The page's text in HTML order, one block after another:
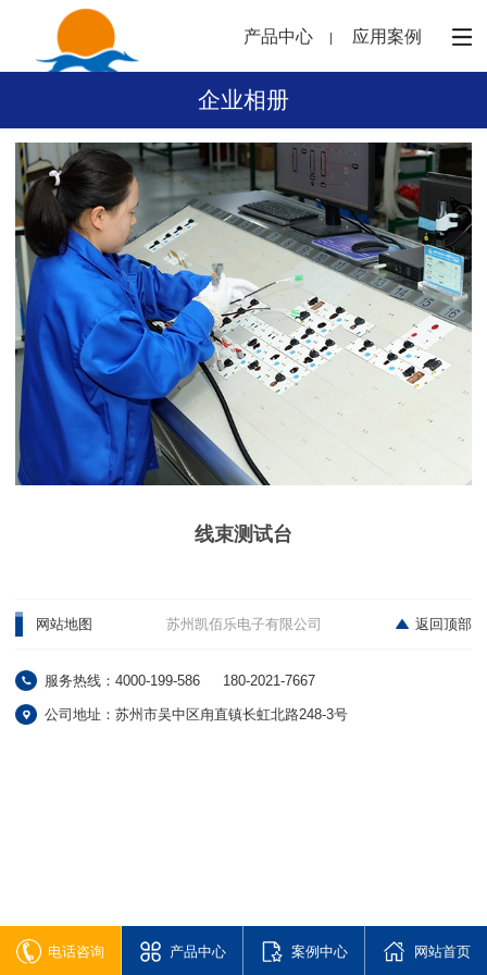
产品中心 应用案例
企业相册
线束测试台
网站地图 苏州凯佰乐电子有限公司 返回顶部
服务热线：4000-199-586 180-2021-7667
公司地址：苏州市吴中区甪直镇长虹北路248-3号
电话咨询 产品中心 案例中心 网站首页